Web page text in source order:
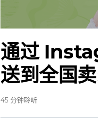
通过
送到全国
45 分钟聆听